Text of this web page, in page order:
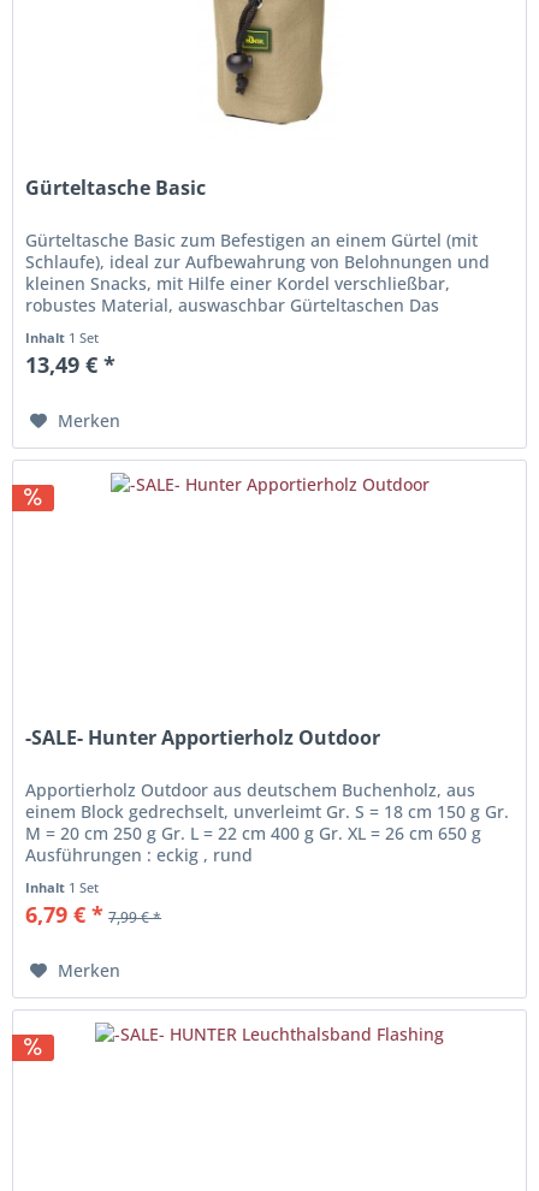
Gürteltasche Basic
Gürteltasche Basic zum Befestigen an einem Gürtel (mit
Schlaufe), ideal zur Aufbewahrung von Belohnungen und
kleinen Snacks, mit Hilfe einer Kordel verschließbar,
robustes Material, auswaschbar Gürteltaschen Das
Inhalt 1 Set
13,49 € *
Merken
-SALE- Hunter Apportierholz Outdoor
Apportierholz Outdoor aus deutschem Buchenholz, aus
einem Block gedrechselt, unverleimt Gr. S = 18 cm 150 g Gr.
M = 20 cm 250 g Gr. L = 22 cm 400 g Gr. XL = 26 cm 650 g
Ausführungen : eckig , rund
Inhalt 1 Set
6,79 € * 7,99 € *
Merken